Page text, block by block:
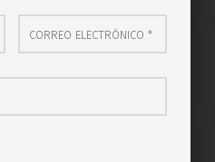
Correo electrónico
*